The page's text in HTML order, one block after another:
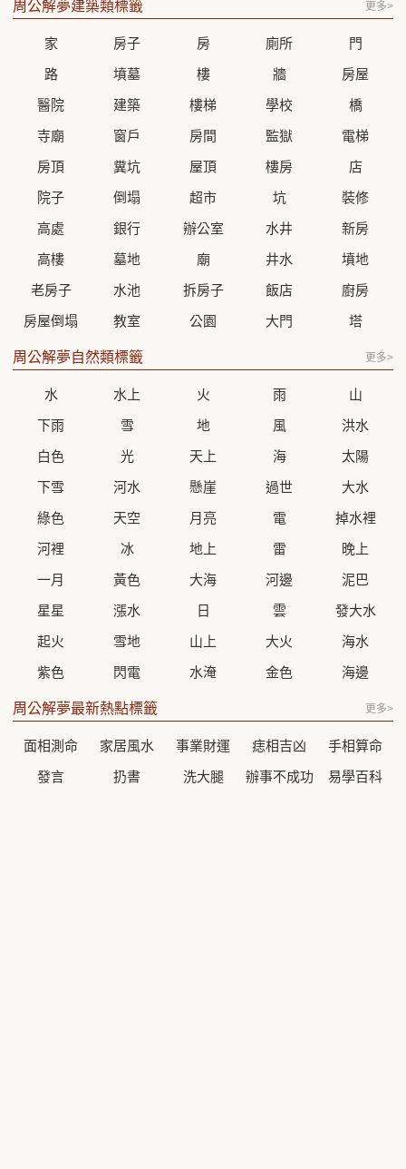
周公解夢建築類標籤 更多>
家 房子 房 廁所
門
路
墳墓 樓 牆
房屋
醫院
建築 樓梯 學校
橋
寺廟
窗戶 房間 監獄
電梯
房頂
糞坑 屋頂 樓房
店
院子
倒塌 超市 坑
裝修
高處
銀行 辦公室 水井
新房
高樓
墓地 廟 井水
墳地
老房子
水池 拆房子 飯店
廚房
房屋倒塌
教室 公園 大門 塔
周公解夢自然類標籤 更多>
水 水上 火 雨
山
下雨
雪 地 風
洪水
白色
光 天上 海
太陽
下雪
河水 懸崖 過世
大水
綠色
天空 月亮 電
掉水裡
河裡
冰 地上 雷
晚上
一月
黃色 大海 河邊
泥巴
星星
漲水 日 雲
發大水
起火
雪地 山上 大火
海水
紫色
閃電 水淹 金色 海邊
周公解夢最新熱點標籤 更多>
面相測命 家居風水 事業財運 痣相吉凶
手相算命
發言
扔書 洗大腿 辦事不成功 易學百科